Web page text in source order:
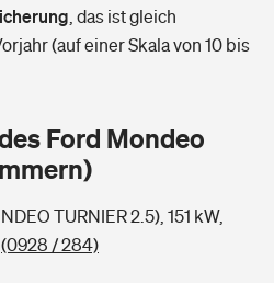
finden
das ist gleich
(auf einer Skala von 10 bis
Ford Mondeo
TURNIER 2.5), 151 kW,
(0928 / 284)